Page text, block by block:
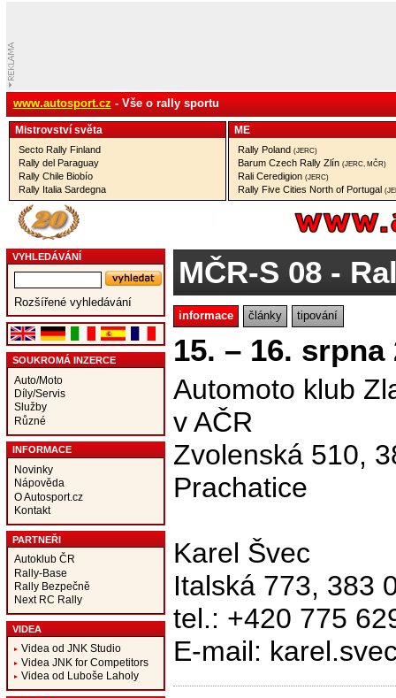
www.autosport.cz - Vše o rally sportu
Mistrovství­ světa
Secto Rally Finland
Rally del Paraguay
Rally Chile Biobío
Rally Italia Sardegna
ME
Rally Poland (JERC)
Barum Czech Rally Zlín (JERC, MČR)
Rali Ceredigion (JERC)
Rally Five Cities North of Portugal
VYHLEDÁVÁNÍ
Rozšířené vyhledávání
SOUKROMÁ INZERCE
Auto/Moto
Díly/Servis
Služby
Různé
INFORMACE
Novinky
Nápověda
O Autosport.cz
Kontakt
PARTNEŘI
Autoklub ČR
Rally-Base
Rally Bezpečně
Next RC Rally
VIDEA
Videa od JNK Studio
Videa JNK for Competitors
Videa od Luboše Laholy
MČR-S 08-
informace články tipování
15. – 16.
Automoto klub
v AČR
Zvolenská 510,
Prachatice
Karel Švec
Italská 773, 383
tel.: +420 775
E-mail: